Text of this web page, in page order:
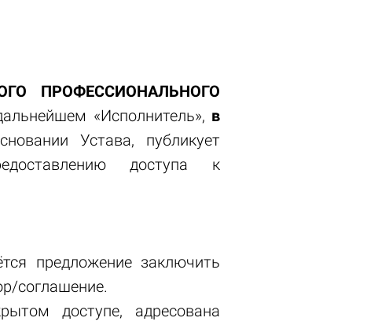
ПРОФЕССИОНАЛЬНОГО
«Исполнитель», в
Устава, публикует
доступа к
предложение заключить
соглашение.
доступе, адресована